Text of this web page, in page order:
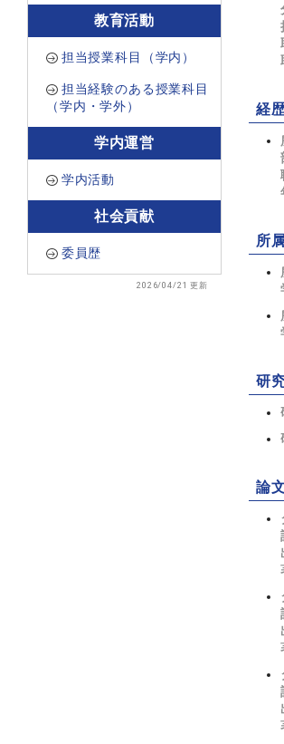
教育活動
担当授業科目（学内）
担当経験のある授業科目
（学内・学外）
学内運営
学内活動
社会貢献
委員歴
2026/04/21 更新
経
所
研
論